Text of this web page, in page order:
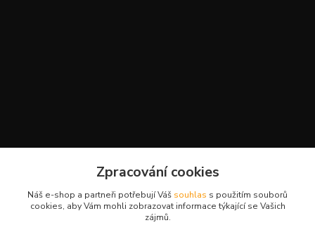
+420 777 959 094
(Po-Pá, 8-16 hod.)
Zpracování cookies
Náš e-shop a partneři potřebují Váš souhlas s použitím souborů
cookies, aby Vám mohli zobrazovat informace týkající se Vašich
zájmů.